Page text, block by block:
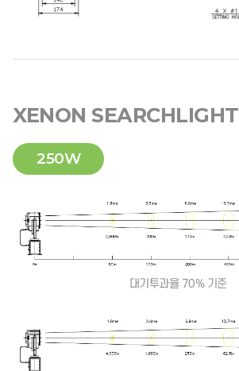
XENON SEARCHLIGHT
250W
대기투과율 70% 기준